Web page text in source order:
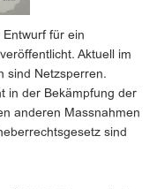
für ein
Aktuell im
sind Netzsperren.
in der Bekämpfung der
anderen Massnahmen
sind